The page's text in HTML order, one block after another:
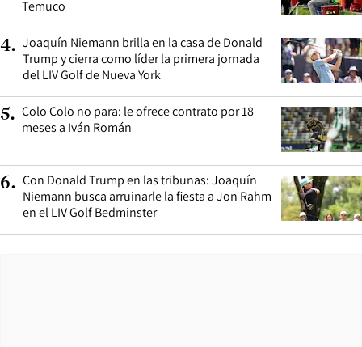
Temuco
4. Joaquín Niemann brilla en la casa de Donald
Trump y cierra como líder la primera jornada
del LIV Golf de Nueva York
5. Colo Colo no para: le ofrece contrato por 18
meses a Iván Román
6. Con Donald Trump en las tribunas: Joaquín
Niemann busca arruinarle la fiesta a Jon Rahm
en el LIV Golf Bedminster